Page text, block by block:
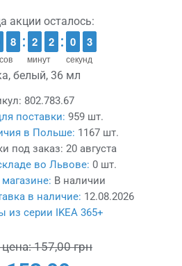
акции осталось:
7
7
8
8
минут
1
1
2
2 1
1
2
2
секунд
1
0
0 2
2
1
белый, 36 мл
802.783.67
поставки: 959 шт.
в Польше: 1167 шт.
под заказ: 20 августа
во Львове: 0 шт.
В наличии
в наличие: 12.08.2026
из серии IKEA 365+
157,00 грн